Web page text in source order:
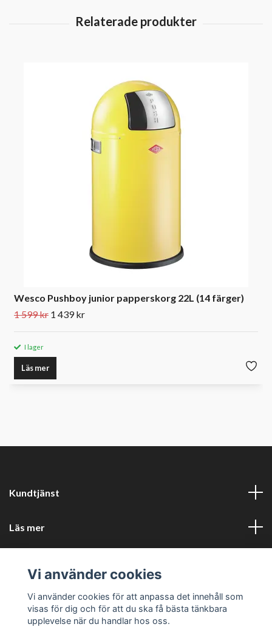
Wesco Pushboy junior papperskorg 22L (14 färger)
1 599 kr 1 439 kr
I lager
Läs mer
Kundtjänst
Läs mer
Företagsuppgifter
Vi använder cookies
Vi använder cookies för att anpassa det innehåll som
visas för dig och för att du ska få bästa tänkbara
upplevelse när du handlar hos oss.